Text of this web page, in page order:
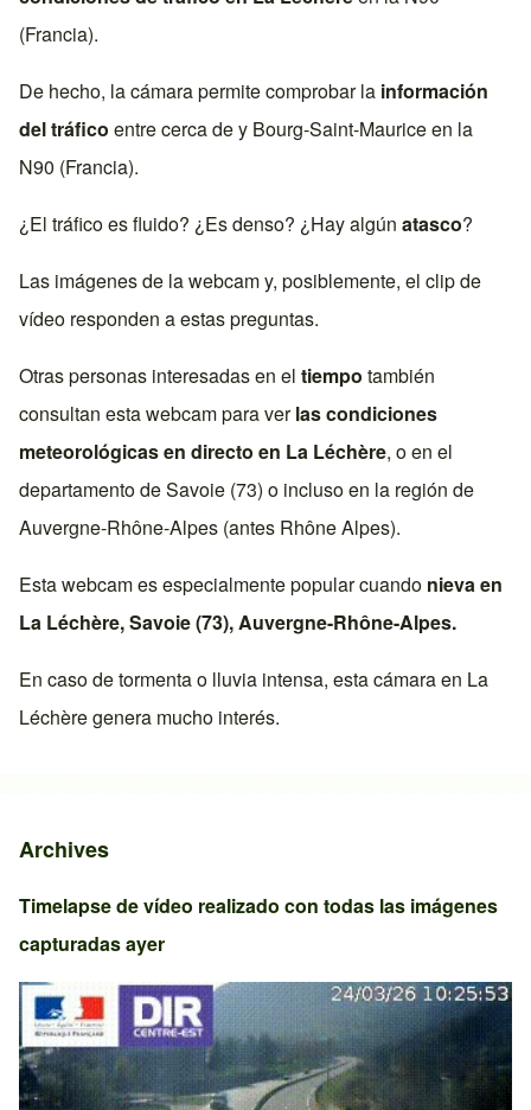
(Francia).
De hecho, la cámara permite comprobar la información
del tráfico entre cerca de y Bourg-Saint-Mauriceen la
N90 (Francia).
¿El tráfico es fluido? ¿Es denso? ¿Hay algún atasco?
Las imágenes de la webcam y, posiblemente, el clip de
vídeo responden a estas preguntas.
Otras personas interesadas en el tiempo también
consultan esta webcam para verlas condiciones
meteorológicas en directo en La Léchère, o en el
departamento deSavoie (73) o incluso en la región de
Auvergne-Rhône-Alpes (antes Rhône Alpes).
Esta webcam es especialmente popular cuando nieva en
La Léchère,Savoie (73),Auvergne-Rhône-Alpes.
En caso de tormenta o lluvia intensa, esta cámara en La
Léchèregenera mucho interés.
Archives
Timelapse de vídeo realizado con todas las imágenes
capturadas ayer